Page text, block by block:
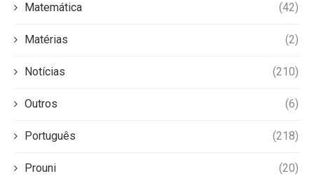
Matemática (42)
Matérias (2)
Notícias (210)
Outros (6)
Português (218)
Prouni (20)